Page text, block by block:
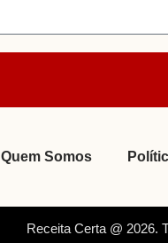
Quem Somos
Receita Certa @ 2026.